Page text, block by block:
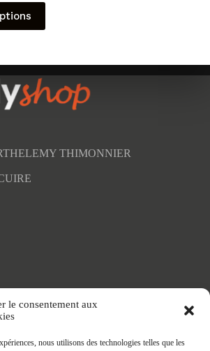
le consentement aux
nous utilisons des technologies telles que les
THIMONNIER